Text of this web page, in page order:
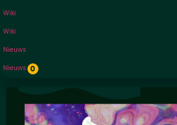
Wiki
Wiki
Nieuws
Nieuws 0